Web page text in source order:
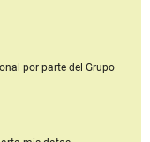
por parte del Grupo